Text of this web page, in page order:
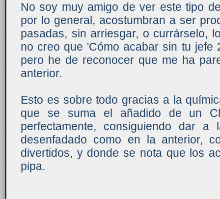
No soy muy amigo de ver este tipo
por lo general, acostumbran a ser
pasadas, sin arriesgar, o currárselo,
no creo que 'Cómo acabar sin tu jefe
pero he de reconocer que me ha
anterior.
Esto es sobre todo gracias a la
que se suma el añadido de un
perfectamente, consiguiendo dar
desenfadado como en la anterior,
divertidos, y donde se nota que los
pipa.